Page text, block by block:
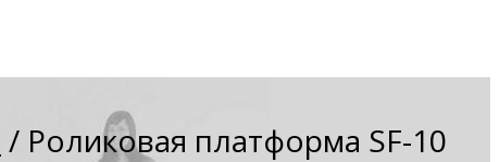
/ Роликовая платформа SF-10